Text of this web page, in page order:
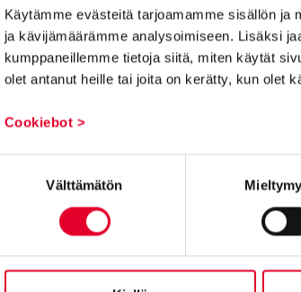
Käytämme evästeitä tarjoamamme sisällön ja
ja kävijämäärämme analysoimiseen. Lisäksi
kumppaneillemme tietoja siitä, miten käytät
olet antanut heille tai joita on kerätty, kun olet
Cookiebot >
Välttämätön
112
voi vastaanottaa
Haikanvuori
Raisio
Oulu
Kansankatu
Kuopio
Tulemantie 1